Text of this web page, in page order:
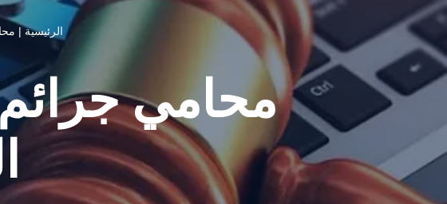
المحتوى
الرئيسية|
محامي جرائم